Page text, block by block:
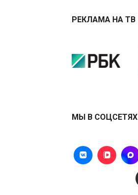
РЕКЛАМА НА ТВ
МЫ В СОЦСЕТЯХ